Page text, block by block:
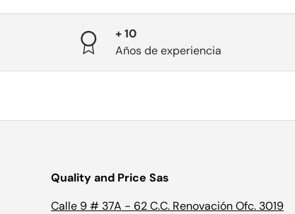
+ 10
Años de experiencia
Quality and Price Sas
Calle 9 # 37A - 62 C.C. Renovación Ofc. 3019